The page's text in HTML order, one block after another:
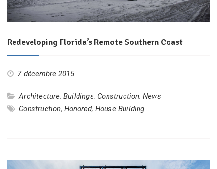
Redeveloping Florida’s Remote Southern Coast
7 décembre 2015
Architecture,Buildings, Construction,News
Construction,Honored, House Building